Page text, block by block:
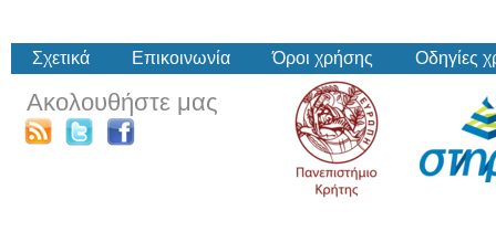
Σχετικά Επικοινωνία Όροι χρήσης Οδηγίες
Ακολουθήστε μας